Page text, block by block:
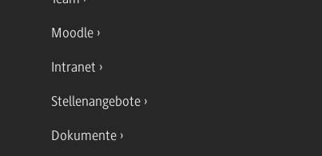
Moodle
Intranet
Stellenangebote
Dokumente